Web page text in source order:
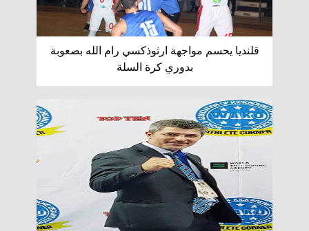
قلنديا يحسم مواجهة ارثوذكسي رام الله بصعوبة
بدوري كرة السلة